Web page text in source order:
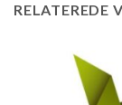
RELATEREDE